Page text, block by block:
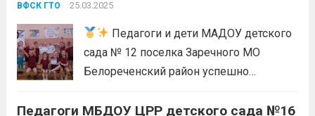
ГТО. Это мероприятие собрало команды
из различных организаций, которые с
большим энтузиазмом и духом...
дальше
спортивного комплекса «Готов к труду и
обороне» (ГТО)!
ВФСК ГТО 25.03.2025
Педагоги и дети МАДОУ детского
сада № 12 поселка Заречного МО
Белореченский район успешно
физкультурно-спортивного комплекса
Педагоги МБДОУ ЦРР детского сада №16